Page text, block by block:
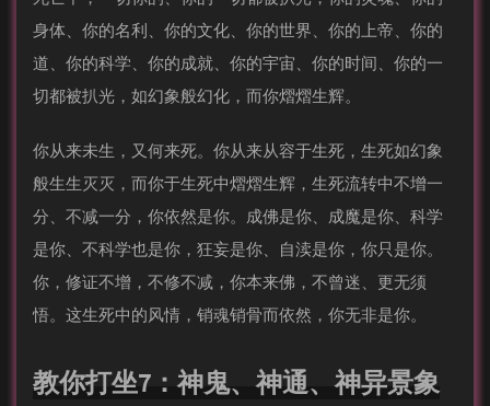
身体、你的名利、你的文化、你的世界、你的上帝、你的
道、你的科学、你的成就、你的宇宙、你的时间、你的一
切都被扒光，如幻象般幻化，而你熠熠生辉。
你从来未生，又何来死。你从来从容于生死，生死如幻象
般生生灭灭，而你于生死中熠熠生辉，生死流转中不增一
分、不减一分，你依然是你。成佛是你、成魔是你、科学
是你、不科学也是你，狂妄是你、自渎是你，你只是你。
你，修证不增，不修不减，你本来佛，不曾迷、更无须
悟。这生死中的风情，销魂销骨而依然，你无非是你。
教你打坐7：神鬼、神通、神异景象